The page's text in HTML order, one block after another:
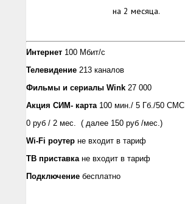
на 2 месяца.
Интернет 100 Мбит/с
Телевидение 213 каналов
Фильмы и сериалы Wink 27 000
Акция СИМ- карта 100 мин./ 5 Гб./50 СМС
0 руб / 2 мес. ( далее 150 руб /мес.)
Wi-Fi роутер не входит в тариф
ТВ приставкане входит в тариф
Подключение бесплатно